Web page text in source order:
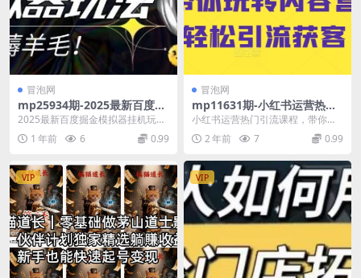
冒泡网
mp25934期-2025最新百度掘
金模拟器挂机玩法，单机一天
打15.无任何成本即可无限薅羊
毛打金，矩阵操作月入过1W
2025最新百度掘金模拟器挂机玩
法，单机一天打15.无任何成本即可
无限薅羊毛打金...
1 年前 6 0.99
冒泡网
mp11631期-小红书运营热门
引流课程，带你玩转内容营
小红书运营热门引流课程，带你玩
转内容营销，轻松引流获客 课程内
容： 10-10：...
2 年前 7 0.99
VIP VIP